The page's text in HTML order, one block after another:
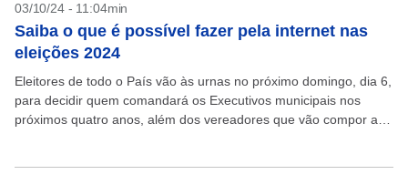
03/10/24 - 11:04min
Saiba o que é possível fazer pela internet nas
eleições 2024
Eleitores de todo o País vão às urnas no próximo domingo, dia 6,
para decidir quem comandará os Executivos municipais nos
próximos quatro anos, além dos vereadores que vão compor as